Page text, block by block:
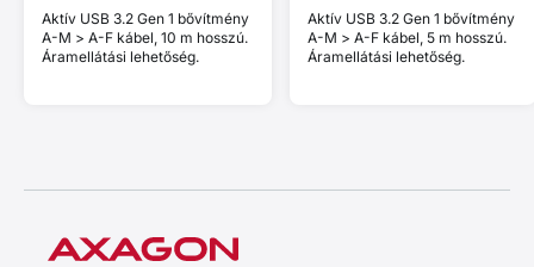
Aktív USB 3.2 Gen 1 bővítmény
A-M > A-F kábel, 10 m hosszú.
Áramellátási lehetőség.
Aktív USB 3.2 Gen 1 bővítmény
A-M > A-F kábel, 5 m hosszú.
Áramellátási lehetőség.